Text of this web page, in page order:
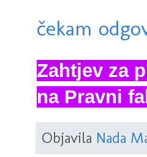
čekam
Zahtjev za
na Pravni
Objavila Nada